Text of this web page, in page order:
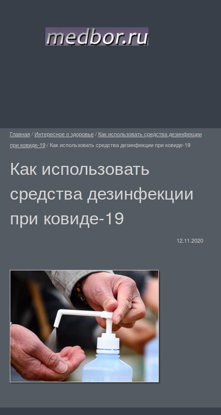
Главная / Интересное о здоровье/ Как использовать средства дезинфекции
при ковиде-19/ Как использовать средства дезинфекции при ковиде-19
Как использовать
средства дезинфекции
при ковиде-19
12.11.2020